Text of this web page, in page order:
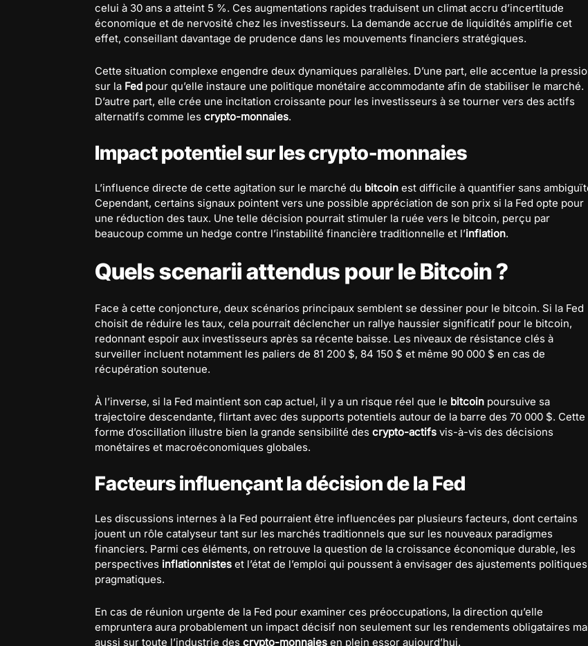
celui à 30 ans a atteint 5 %. Ces augmentations rapides traduisent un climat accru d’incertitude
économique et de nervosité chez les investisseurs. La demande accrue de liquidités amplifie cet
effet, conseillant davantage de prudence dans les mouvements financiers stratégiques.
Cette situation complexe engendre deux dynamiques parallèles. D’une part, elle accentue la
sur la Fed pour qu’elle instaure une politique monétaire accommodante afin de stabiliser le marché.
D’autre part, elle crée une incitation croissante pour les investisseurs à se tourner vers des actifs
alternatifs comme les crypto-monnaies.
Impact potentiel sur les crypto-monnaies
L’influence directe de cette agitation sur le marché du bitcoin est difficile à quantifier sans
Cependant, certains signaux pointent vers une possible appréciation de son prix si la Fed opte pour
une réduction des taux. Une telle décision pourrait stimuler la ruée vers le bitcoin, perçu par
beaucoup comme un hedge contre l’instabilité financière traditionnelle et l’inflation.
Quels scenarii attendus pour le Bitcoin ?
Face à cette conjoncture, deux scénarios principaux semblent se dessiner pour le bitcoin. Si la Fed
choisit de réduire les taux, cela pourrait déclencher un rallye haussier significatif pour le bitcoin,
redonnant espoir aux investisseurs après sa récente baisse. Les niveaux de résistance clés à
surveiller incluent notamment les paliers de 81 200 $, 84 150 $ et même 90 000 $ en cas de
récupération soutenue.
À l’inverse, si la Fed maintient son cap actuel, il y a un risque réel que le bitcoin poursuive sa
trajectoire descendante, flirtant avec des supports potentiels autour de la barre des 70 000 $. Cette
forme d’oscillation illustre bien la grande sensibilité des crypto-actifs vis-à-vis des décisions
monétaires et macroéconomiques globales.
Facteurs influençant la décision de la Fed
Les discussions internes à la Fed pourraient être influencées par plusieurs facteurs, dont certains
jouent un rôle catalyseur tant sur les marchés traditionnels que sur les nouveaux paradigmes
financiers. Parmi ces éléments, on retrouve la question de la croissance économique durable, les
perspectives inflationnistes et l’état de l’emploi qui poussent à envisager des ajustements politiques
pragmatiques.
En cas de réunion urgente de la Fed pour examiner ces préoccupations, la direction qu’elle
empruntera aura probablement un impact décisif non seulement sur les rendements obligataires
aussi sur toute l’industrie des crypto-monnaies en plein essor aujourd’hui.